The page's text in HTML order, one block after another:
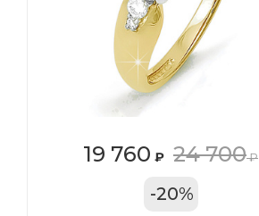
19 760 ₽ 24 700₽
-20%
Вес драгметалла
2.39
Цвет золота
КРАС
ТРЦ «Московский
Проспект»